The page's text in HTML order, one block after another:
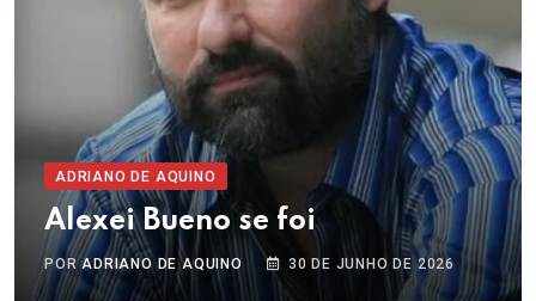
ADRIANO DE AQUINO
Alexei Bueno se foi
PORADRIANO DE AQUINO 30 DE JUNHO DE 2026